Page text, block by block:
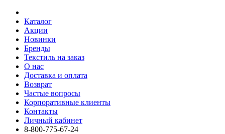
Каталог
Акции
Новинки
Бренды
Текстиль на заказ
О нас
Доставка и оплата
Возврат
Частые вопросы
Корпоративные клиенты
Контакты
Личный кабинет
8-800-775-67-24